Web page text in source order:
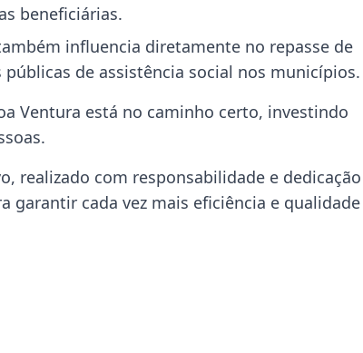
beneficiárias.
influencia diretamente no repasse de
de assistência social nos municípios.
Ventura está no caminho certo, investindo
realizado com responsabilidade e dedicação
garantir cada vez mais eficiência e qualidade